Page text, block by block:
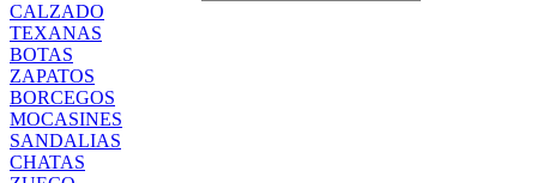
CALZADO
TEXANAS
BOTAS
ZAPATOS
BORCEGOS
MOCASINES
SANDALIAS
CHATAS